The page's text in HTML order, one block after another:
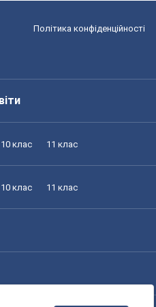
Політика конфіденційності
10 клас 11 клас
10 клас 11 клас